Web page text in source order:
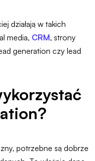
działają w takich
media, CRM, strony
generation czy lead
potrzebne są dobrze